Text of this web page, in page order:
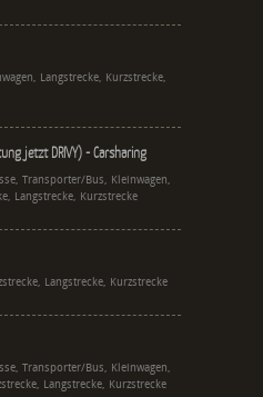
Langstrecke, Kurzstrecke,
jetzt DRIVY) - Carsharing
Transporter/Bus, Kleinwagen,
Langstrecke, Kurzstrecke
Langstrecke, Kurzstrecke
Transporter/Bus, Kleinwagen,
Langstrecke, Kurzstrecke